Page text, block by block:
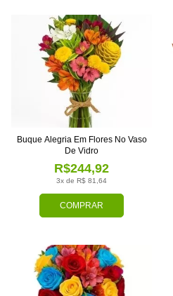
COMPRAR
3x de R$ 81,64
R$244,92
Buque Alegria Em Flores No Vaso
De Vidro